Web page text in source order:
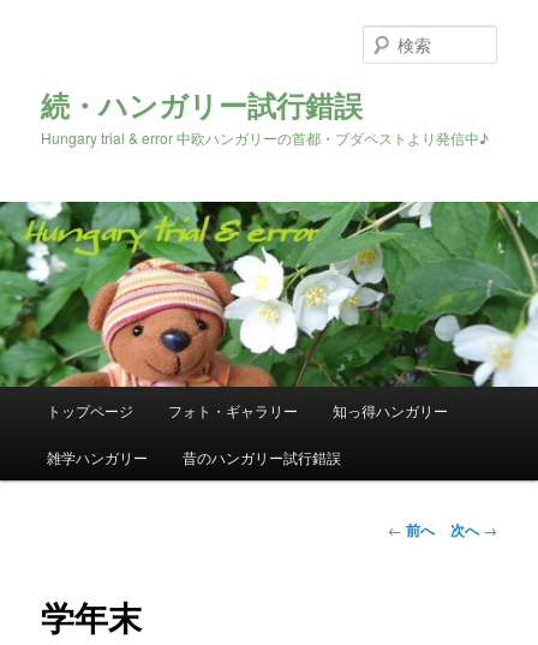
続・ハンガリー試行錯誤
Hungary trial & error 中欧ハンガリーの首都・ブダペストより発信中♪
索
メ
メ
イ
ン
トップページ フォト・ギャラリー 知っ得ハンガリー
雑学ハンガリー 昔のハンガリー試行錯誤
投← 前へ 次へ→
学年末